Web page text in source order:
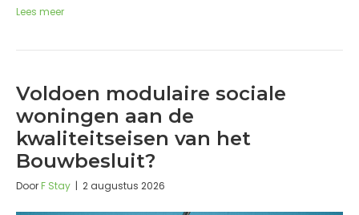
Lees meer
Voldoen modulaire sociale
woningen aan de
kwaliteitseisen van het
Bouwbesluit?
DoorF Stay | 2 augustus 2026